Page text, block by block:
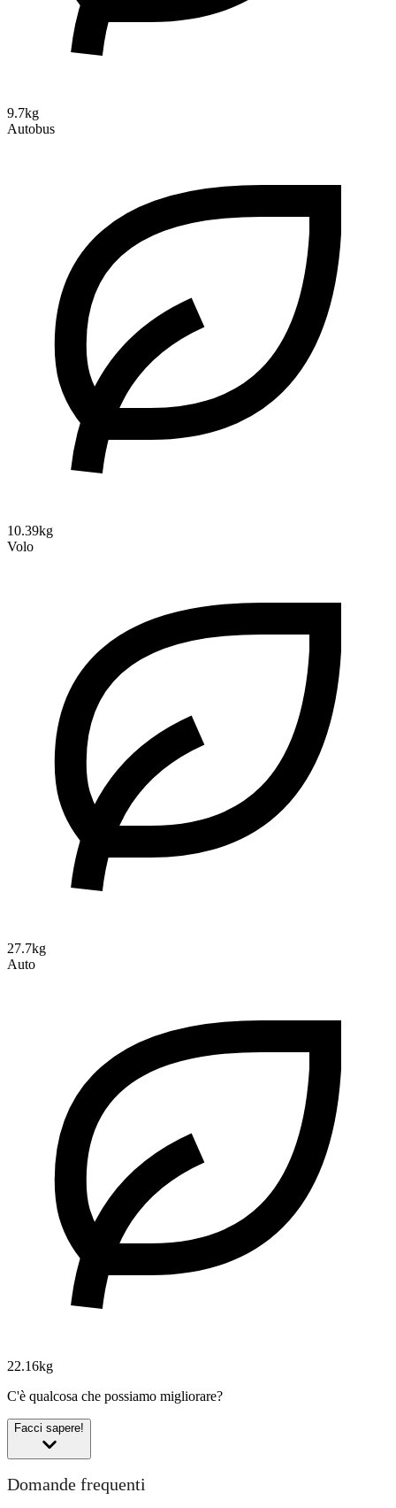
9.7kg
Autobus
10.39kg
Volo
27.7kg
Auto
22.16kg
C'è qualcosa che possiamo migliorare?
Facci sapere!
Domande frequenti